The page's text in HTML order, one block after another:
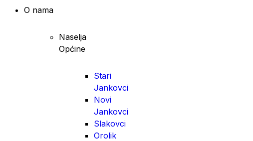
O nama
Naselja
Općine
Stari
Jankovci
Novi
Jankovci
Slakovci
Orolik